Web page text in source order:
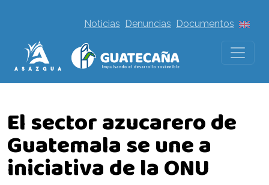
Noticias Denuncias Documentos
El sector azucarero de
Guatemala se une a
iniciativa de la ONU